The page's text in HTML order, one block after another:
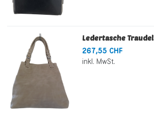
Ledertasche Traudel
267,55 CHF
inkl. MwSt.